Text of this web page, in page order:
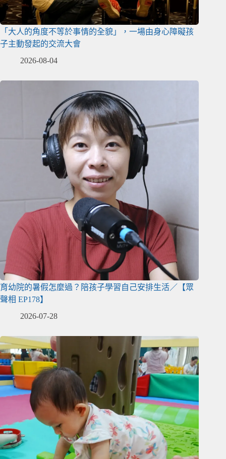
「大人的角度不等於事情的全貌」，一場由身心障礙孩
子主動發起的交流大會
2026-08-04
育幼院的暑假怎麼過？陪孩子學習自己安排生活／【眾
聲相 EP178】
2026-07-28